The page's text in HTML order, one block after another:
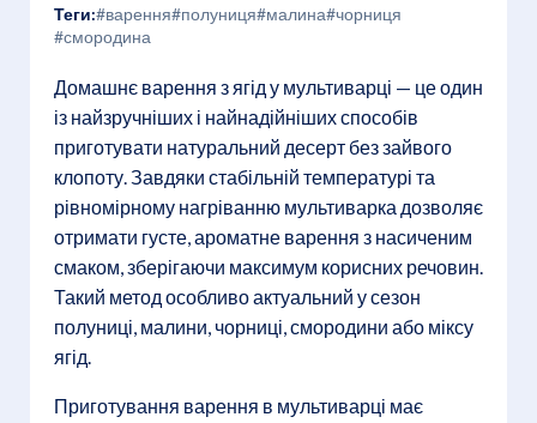
Теги:#варення#полуниця#малина#чорниця
#смородина
Домашнє варення з ягід у мультиварці — це один
із найзручніших і найнадійніших способів
приготувати натуральний десерт без зайвого
клопоту. Завдяки стабільній температурі та
рівномірному нагріванню мультиварка дозволяє
отримати густе, ароматне варення з насиченим
смаком, зберігаючи максимум корисних речовин.
Такий метод особливо актуальний у сезон
полуниці, малини, чорниці, смородини або міксу
ягід.
Приготування варення в мультиварці має